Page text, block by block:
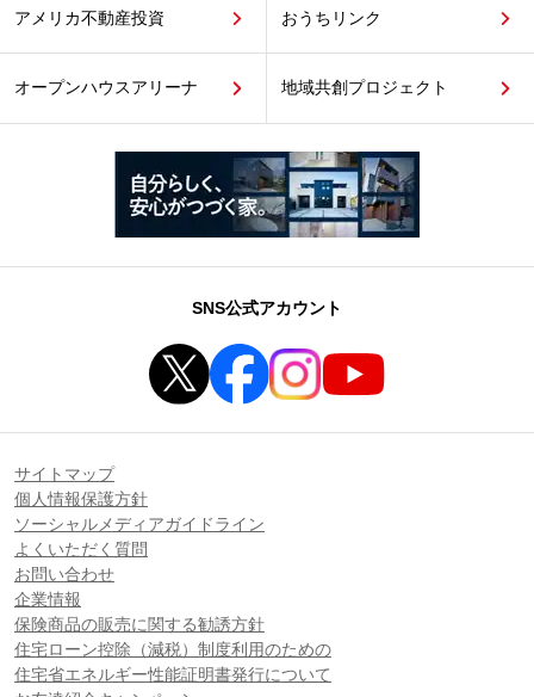
アメリカ不動産投資 おうちリンク
オープンハウスアリーナ 地域共創プロジェクト
SNS公式アカウント
サイトマップ
個人情報保護方針
ソーシャルメディアガイドライン
よくいただく質問
お問い合わせ
企業情報
保険商品の販売に関する勧誘方針
住宅ローン控除（減税）制度利用のための
住宅省エネルギー性能証明書発行について